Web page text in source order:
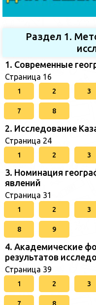
Раздел 1.
1. Современные
Страница 16
1 2 3
7 8
2. Исследование
Страница 24
1 2 3
3. Номинация
явлений
Страница 31
1 2 3
8 9
4. Академические
результатов
Страница 39
1 2 3